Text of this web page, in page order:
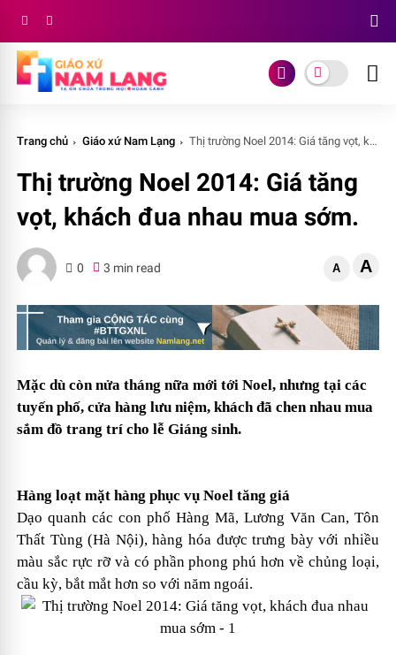
Trang chủ Giáo xứ Nam Lạng Thị trường Noel 2014: Giá tăng vọt, khách đua nhau mua sớm.
Thị trường Noel 2014: Giá tăng
vọt, khách đua nhau mua sớm.
0 3 min read A A
Mặc dù còn nửa tháng nữa mới tới Noel, nhưng tại các
tuyến phố, cửa hàng lưu niệm, khách đã chen nhau mua
sắm đồ trang trí cho lễ Giáng sinh.
Hàng loạt mặt hàng phục vụ Noel tăng giá
Dạo quanh các con phố Hàng Mã, Lương Văn Can, Tôn
Thất Tùng (Hà Nội), hàng hóa được trưng bày với nhiều
màu sắc rực rỡ và có phần phong phú hơn về chủng loại,
cầu kỳ, bắt mắt hơn so với năm ngoái.